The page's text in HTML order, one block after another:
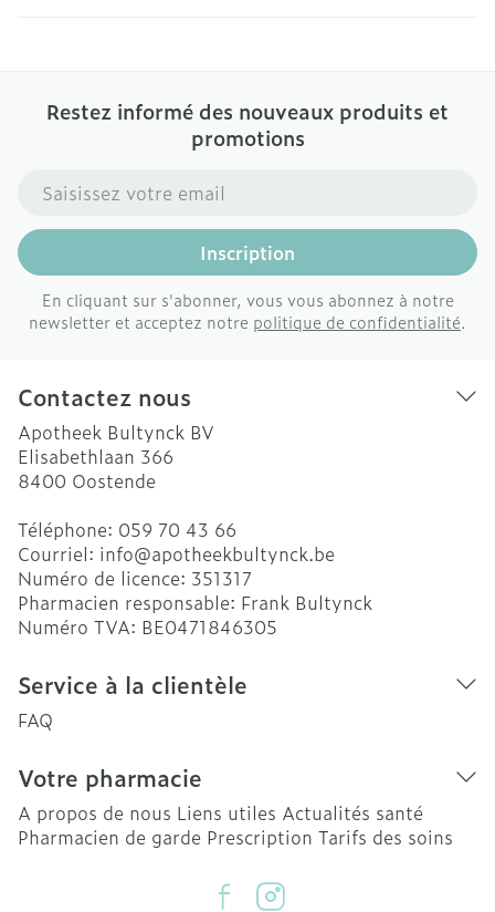
Restez informé des nouveaux produits et
promotions
Adresse mail
Inscription
En cliquant sur s'abonner, vous vous abonnez à notre
newsletter et acceptez notre politique de confidentialité.
Contactez nous
Apotheek Bultynck BV
Elisabethlaan 366
8400 Oostende
Téléphone: 059 70 43 66
Courriel: info@apotheekbultynck.be
Numéro de licence: 351317
Pharmacien responsable: Frank Bultynck
Numéro TVA: BE0471846305
Service à la clientèle
FAQ
Votre pharmacie
A propos de nous Liens utiles Actualités santé
Pharmacien de garde Prescription Tarifs des soins